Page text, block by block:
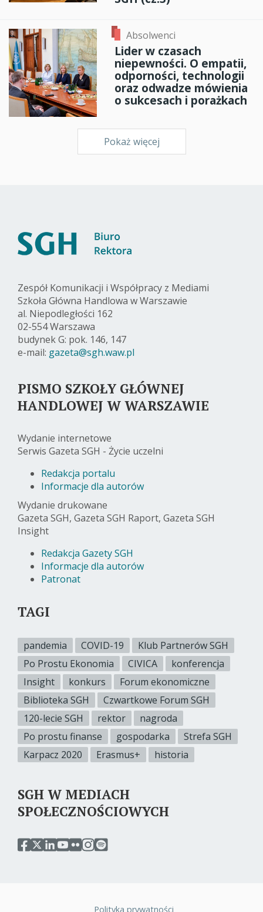
Absolwenci
Lider w czasach
niepewności. O empatii,
odporności, technologii
oraz odwadze mówienia
o sukcesach i porażkach
Pokaż więcej
Zespół Komunikacji i Współpracy z Mediami
Szkoła Główna Handlowa w Warszawie
al. Niepodległości 162
02-554 Warszawa
budynek G: pok. 146, 147
e-mail: gazeta@sgh.waw.pl
PISMO SZKOŁY GŁÓWNEJ
HANDLOWEJ W WARSZAWIE
Wydanie internetowe
Serwis Gazeta SGH - Życie uczelni
Redakcja portalu
Informacje dla autorów
Wydanie drukowane
Gazeta SGH, Gazeta SGH Raport, Gazeta SGH
Insight
Redakcja Gazety SGH
Informacje dla autorów
Patronat
TAGI
pandemia COVID-19
Klub Partnerów SGH
Po Prostu Ekonomia
CIVICA
konferencja
Insight
konkurs
Forum ekonomiczne
Biblioteka SGH
Czwartkowe Forum SGH
120-lecie SGH
rektor
nagroda
Po prostu finanse
gospodarka
Strefa SGH
Karpacz 2020
Erasmus+ historia
SGH W MEDIACH
SPOŁECZNOŚCIOWYCH
przejdź
przejdź
przejdź
przejdź
przejdź
przejdźprzejdź
Polityka prywatności